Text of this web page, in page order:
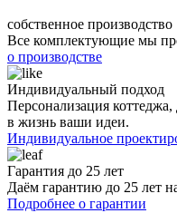
собственное производство
Все комплектующие мы
о производстве
Индивидуальный подход
Персонализация
в жизнь ваши идеи.
Индивидуальное
Гарантия до 25 лет
Даём гарантию до 25 лет
Подробнее о гарантии